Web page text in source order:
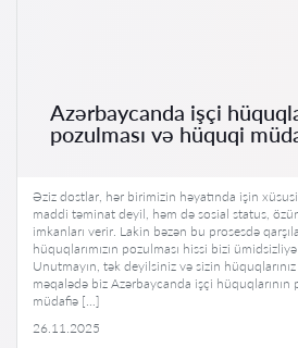
Azərbaycanda işçi
pozulması və hüquqi
Əziz dostlar, hər birimizin həyatında işin
maddi təminat deyil, həm də sosial status,
imkanları verir. Lakin bəzən bu prosesdə
hüquqlarımızın pozulması hissi bizi
Unutmayın, tək deyilsiniz və sizin
məqalədə biz Azərbaycanda işçi hüquqlarının
müdafiə […]
26.11.2025